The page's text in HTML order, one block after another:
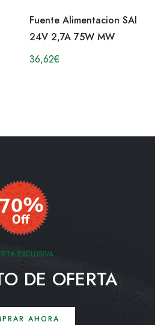
Fuente Alimentacion SAI
24V 2,7A 75W MW
36,62€
EXCLUSIVA
DE OFERTA
AHORA